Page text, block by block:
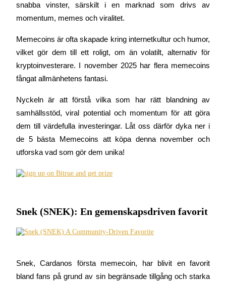
Futures med USDC som säkerhet
Gå med de bästa handlarna
snabba vinster, särskilt i en marknad som drivs av
momentum, memes och viralitet.
Memecoins är ofta skapade kring internetkultur och humor,
vilket gör dem till ett roligt, om än volatilt, alternativ för
kryptoinvesterare. I november 2025 har flera memecoins
fångat allmänhetens fantasi.
Nyckeln är att förstå vilka som har rätt blandning av
samhällsstöd, viral potential och momentum för att göra
dem till värdefulla investeringar. Låt oss därför dyka ner i
de 5 bästa Memecoins att köpa denna november och
utforska vad som gör dem unika!
Snek (SNEK): En gemenskapsdriven favorit
Snek, Cardanos första memecoin, har blivit en favorit
bland fans på grund av sin begränsade tillgång och starka